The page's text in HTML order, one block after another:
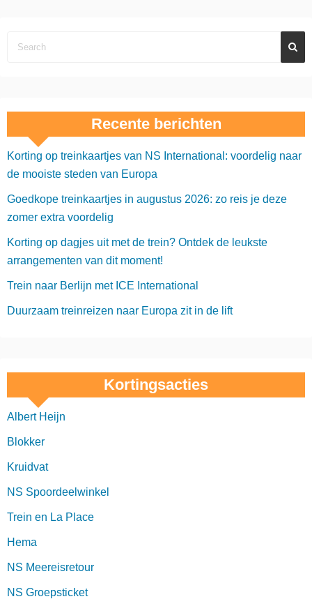
Recente berichten
Korting op treinkaartjes van NS International: voordelig naar
de mooiste steden van Europa
Goedkope treinkaartjes in augustus 2026: zo reis je deze
zomer extra voordelig
Korting op dagjes uit met de trein? Ontdek de leukste
arrangementen van dit moment!
Trein naar Berlijn met ICE International
Duurzaam treinreizen naar Europa zit in de lift
Kortingsacties
Albert Heijn
Blokker
Kruidvat
NS Spoordeelwinkel
Trein en La Place
Hema
NS Meereisretour
NS Groepsticket